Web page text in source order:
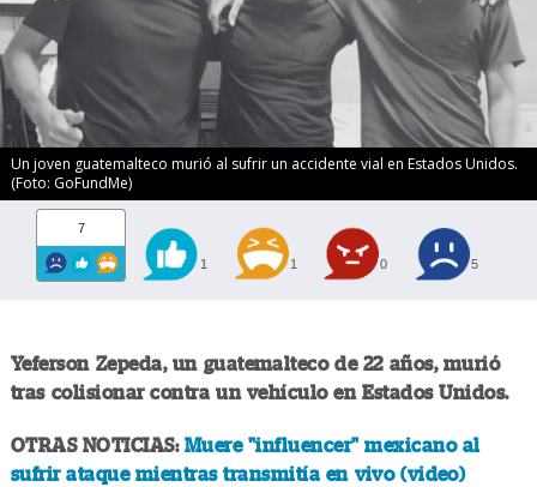
Un joven guatemalteco murió al sufrir un accidente vial en Estados Unidos.
(Foto: GoFundMe)
7
1 1 0 5
Yeferson Zepeda, un guatemalteco de 22 años, murió
tras colisionar contra un vehículo en Estados Unidos.
OTRAS NOTICIAS: Muere "influencer" mexicano al
sufrir ataque mientras transmitía en vivo (video)